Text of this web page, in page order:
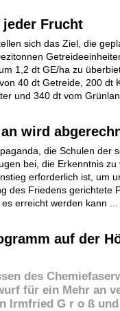
Frucht
sich das Ziel, die
1,2 dt GE/ha zu
40 dt Getreide, 200 dt
und 340 dt vom
wird
die Schulen der
bei, die Erkenntnis
erforderlich ist, um
des Friedens gerichtete
erreicht werden kann ...
auf der
des
für ein Mehr an
Irmfried G r o ß